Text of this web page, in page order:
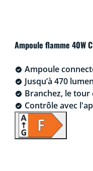
Ampoule flamme 40W
Ampoule
Jusqu’à 470
Branchez, le tour
Contrôle avec